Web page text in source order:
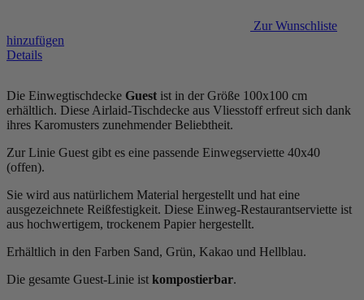
Zur Wunschliste
hinzufügen
Details
Die Einwegtischdecke Guest ist in der Größe 100x100 cm
erhältlich. Diese Airlaid-Tischdecke aus Vliesstoff erfreut sich dank
ihres Karomusters zunehmender Beliebtheit.
Zur Linie Guest gibt es eine passende Einwegserviette 40x40
(offen).
Sie wird aus natürlichem Material hergestellt und hat eine
ausgezeichnete Reißfestigkeit. Diese Einweg-Restaurantserviette ist
aus hochwertigem, trockenem Papier hergestellt.
Erhältlich in den Farben Sand, Grün, Kakao und Hellblau.
Die gesamte Guest-Linie ist kompostierbar.